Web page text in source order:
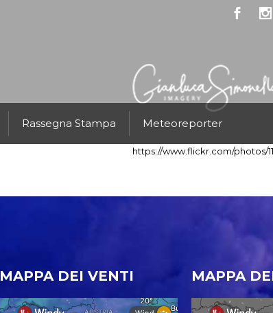
https://www.flickr.com/photos/
Rassegna Stampa Meteoreporter
MAPPA DEI VENTI MAPPA